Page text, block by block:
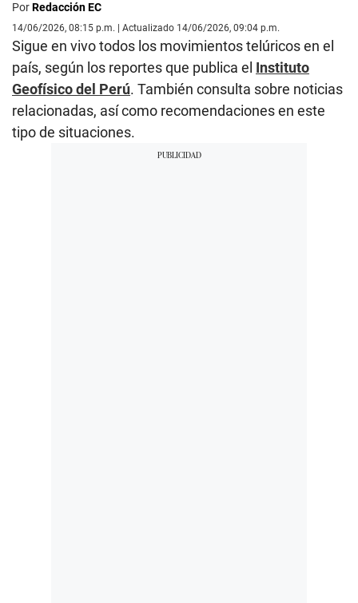
PorRedacción EC
14/06/2026, 08:15 p.m. | Actualizado 14/06/2026, 09:04 p.m.
Sigue en vivo todos los movimientos telúricos en el
país, según los reportes que publica el Instituto
Geofísico del Perú. También consulta sobre noticias
relacionadas, así como recomendaciones en este
tipo de situaciones.